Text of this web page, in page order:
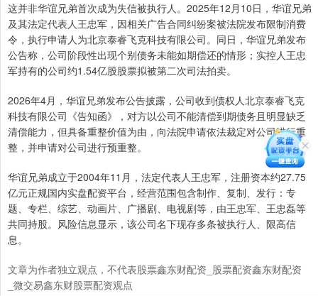
这并非华谊兄弟首次成为失信被执行人。2025年12月10日，华谊兄弟
及其法定代表人王忠军，因相关广告合同纠纷案被法院发布限制消费
令，执行申请人为北京泰睿飞克科技有限公司。同日，华谊兄弟发布
公告称，公司阶段性出现个别债务未能如期偿还的情形；实控人王忠
军持有的公司约1.54亿股股票拟被第二次司法拍卖。
2026年4月，华谊兄弟发布公告披露，公司收到债权人北京泰睿飞克
科技有限公司《告知函》，对方以公司不能清偿到期债务且明显缺乏
清偿能力，但具备重整价值为由，向法院申请依法裁定对公司进行重
整，并申请对公司进行预重整。
华谊兄弟成立于2004年11月，法定代表人王忠军，注册资本约27.75
亿元正规国内实盘配资平台，经营范围包含制作、复制、发行：专
题、专栏、综艺、动画片、广播剧、电视剧等，由王忠军、王忠磊等
共同持股。风险信息显示，该公司名下现存多条被执行人、限高信
息。
文章为作者独立观点，不代表股票鑫东财配资_股票配资鑫东财配资
_微交易鑫东财股票配资观点